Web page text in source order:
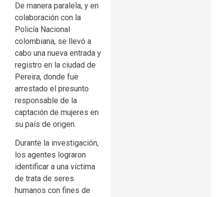
De manera paralela, y en
colaboración con la
Policía Nacional
colombiana, se llevó a
cabo una nueva entrada y
registro en la ciudad de
Pereira, donde fue
arrestado el presunto
responsable de la
captación de mujeres en
su país de origen.
Durante la investigación,
los agentes lograron
identificar a una víctima
de trata de seres
humanos con fines de